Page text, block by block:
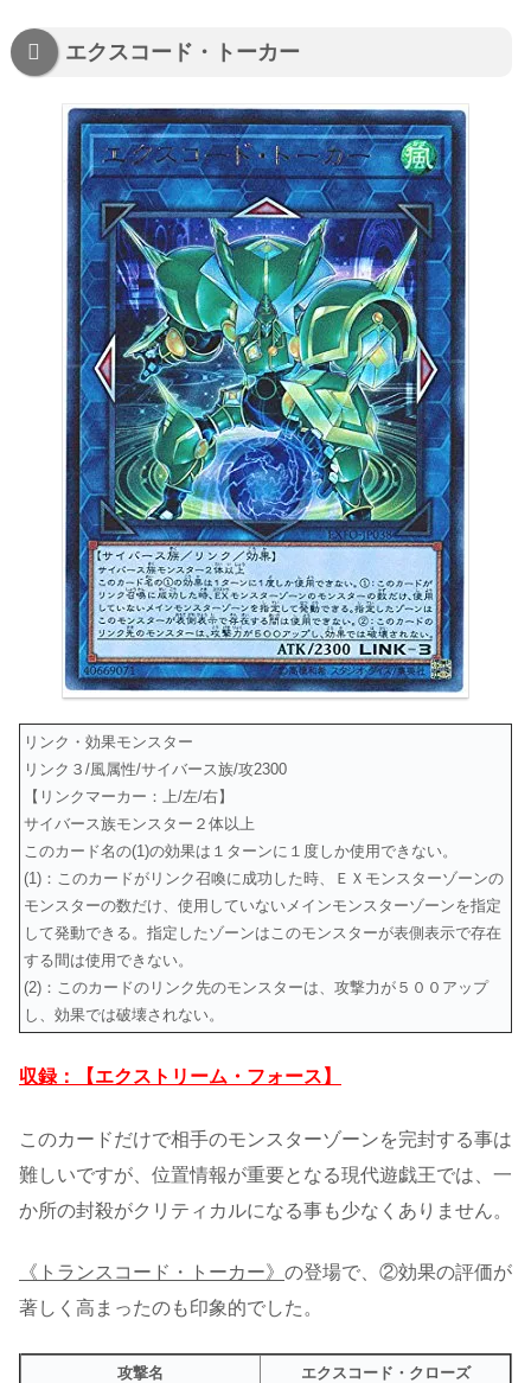
エクスコード・トーカー
リンク・効果モンスター
リンク３/風属性/サイバース族/攻2300
【リンクマーカー：上/左/右】
サイバース族モンスター２体以上
このカード名の(1)の効果は１ターンに１度しか使用できない。
(1)：このカードがリンク召喚に成功した時、ＥＸモンスターゾーンの
モンスターの数だけ、使用していないメインモンスターゾーンを指定
して発動できる。指定したゾーンはこのモンスターが表側表示で存在
する間は使用できない。
(2)：このカードのリンク先のモンスターは、攻撃力が５００アップ
し、効果では破壊されない。
収録：【エクストリーム・フォース】
このカードだけで相手のモンスターゾーンを完封する事は
難しいですが、位置情報が重要となる現代遊戯王では、一
か所の封殺がクリティカルになる事も少なくありません。
《トランスコード・トーカー》 の登場で、②効果の評価が
著しく高まったのも印象的でした。
攻撃名 エクスコード・クローズ